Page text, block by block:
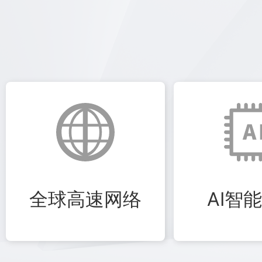
全球高速网络 AI智